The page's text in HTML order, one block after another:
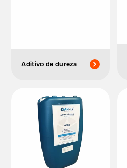
Aditivo de dureza